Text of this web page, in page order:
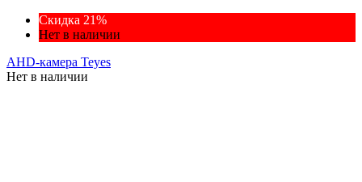
Скидка 21%
Нет в наличии
AHD-камера Teyes
Нет в наличии